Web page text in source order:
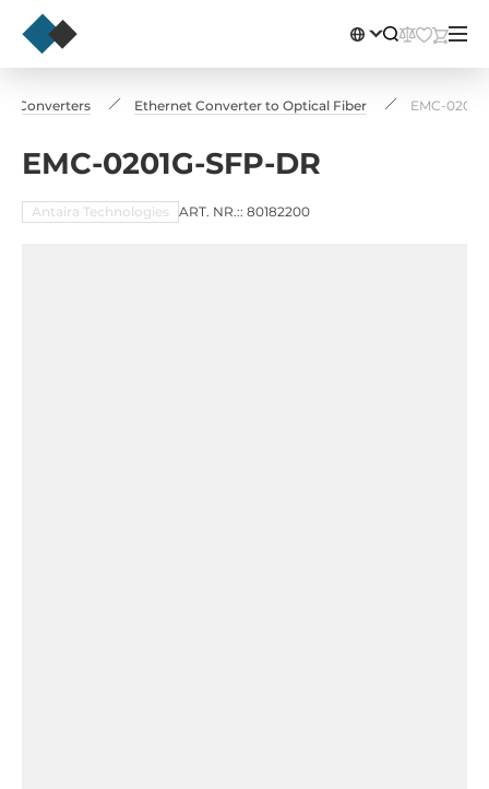
Converters Ethernet Converter to Optical Fiber EMC-
EMC-0201G-SFP-DR
Antaira Technologies ART. NR.:: 80182200